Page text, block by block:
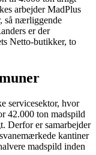
arbejder MadPlus
så nærliggende
er der
Netto-butikker, to
servicesektor, hvor
42.000 ton madspild
Derfor er samarbejder
kantiner
madspild inden